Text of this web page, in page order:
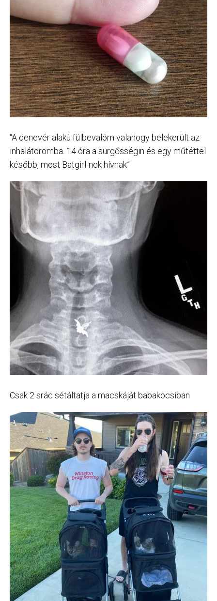
“A denevér alakú fülbevalóm valahogy belekerült az
inhalátoromba. 14 óra a sürgősségin és egy műtéttel
később, most Batgirl-nek hívnak”
Csak 2 srác sétáltatja a macskáját babakocsiban